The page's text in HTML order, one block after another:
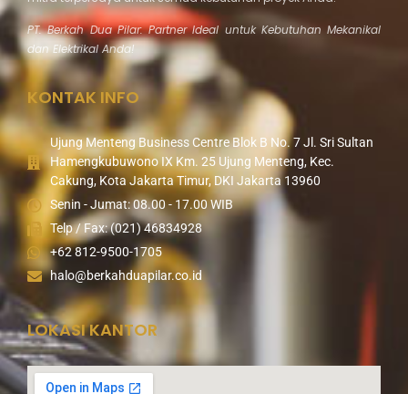
PT. Berkah Dua Pilar: Partner Ideal untuk Kebutuhan Mekanikal
dan Elektrikal Anda!
KONTAK INFO
Ujung Menteng Business Centre Blok B No. 7 Jl. Sri Sultan
Hamengkubuwono IX Km. 25 Ujung Menteng, Kec.
Cakung, Kota Jakarta Timur, DKI Jakarta 13960
Senin - Jumat: 08.00 - 17.00 WIB
Telp / Fax: (021) 46834928
+62 812-9500-1705
halo@berkahduapilar.co.id
LOKASI KANTOR